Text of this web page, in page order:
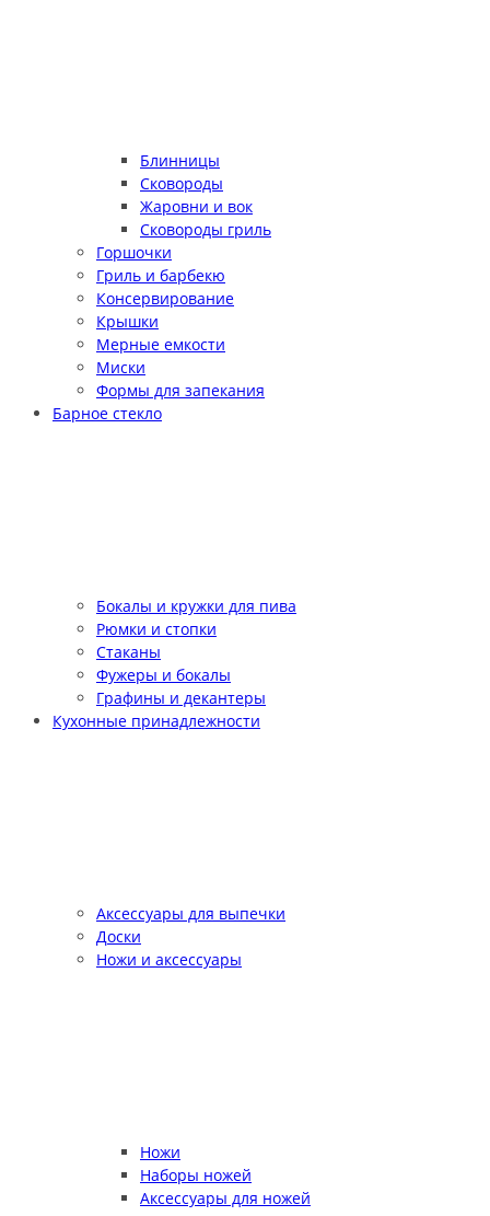
Блинницы
Сковороды
Жаровни и вок
Сковороды гриль
Горшочки
Гриль и барбекю
Консервирование
Крышки
Мерные емкости
Миски
Формы для запекания
Барное стекло
Бокалы и кружки для пива
Рюмки и стопки
Стаканы
Фужеры и бокалы
Графины и декантеры
Кухонные принадлежности
Аксессуары для выпечки
Доски
Ножи и аксессуары
Ножи
Наборы ножей
Аксессуары для ножей